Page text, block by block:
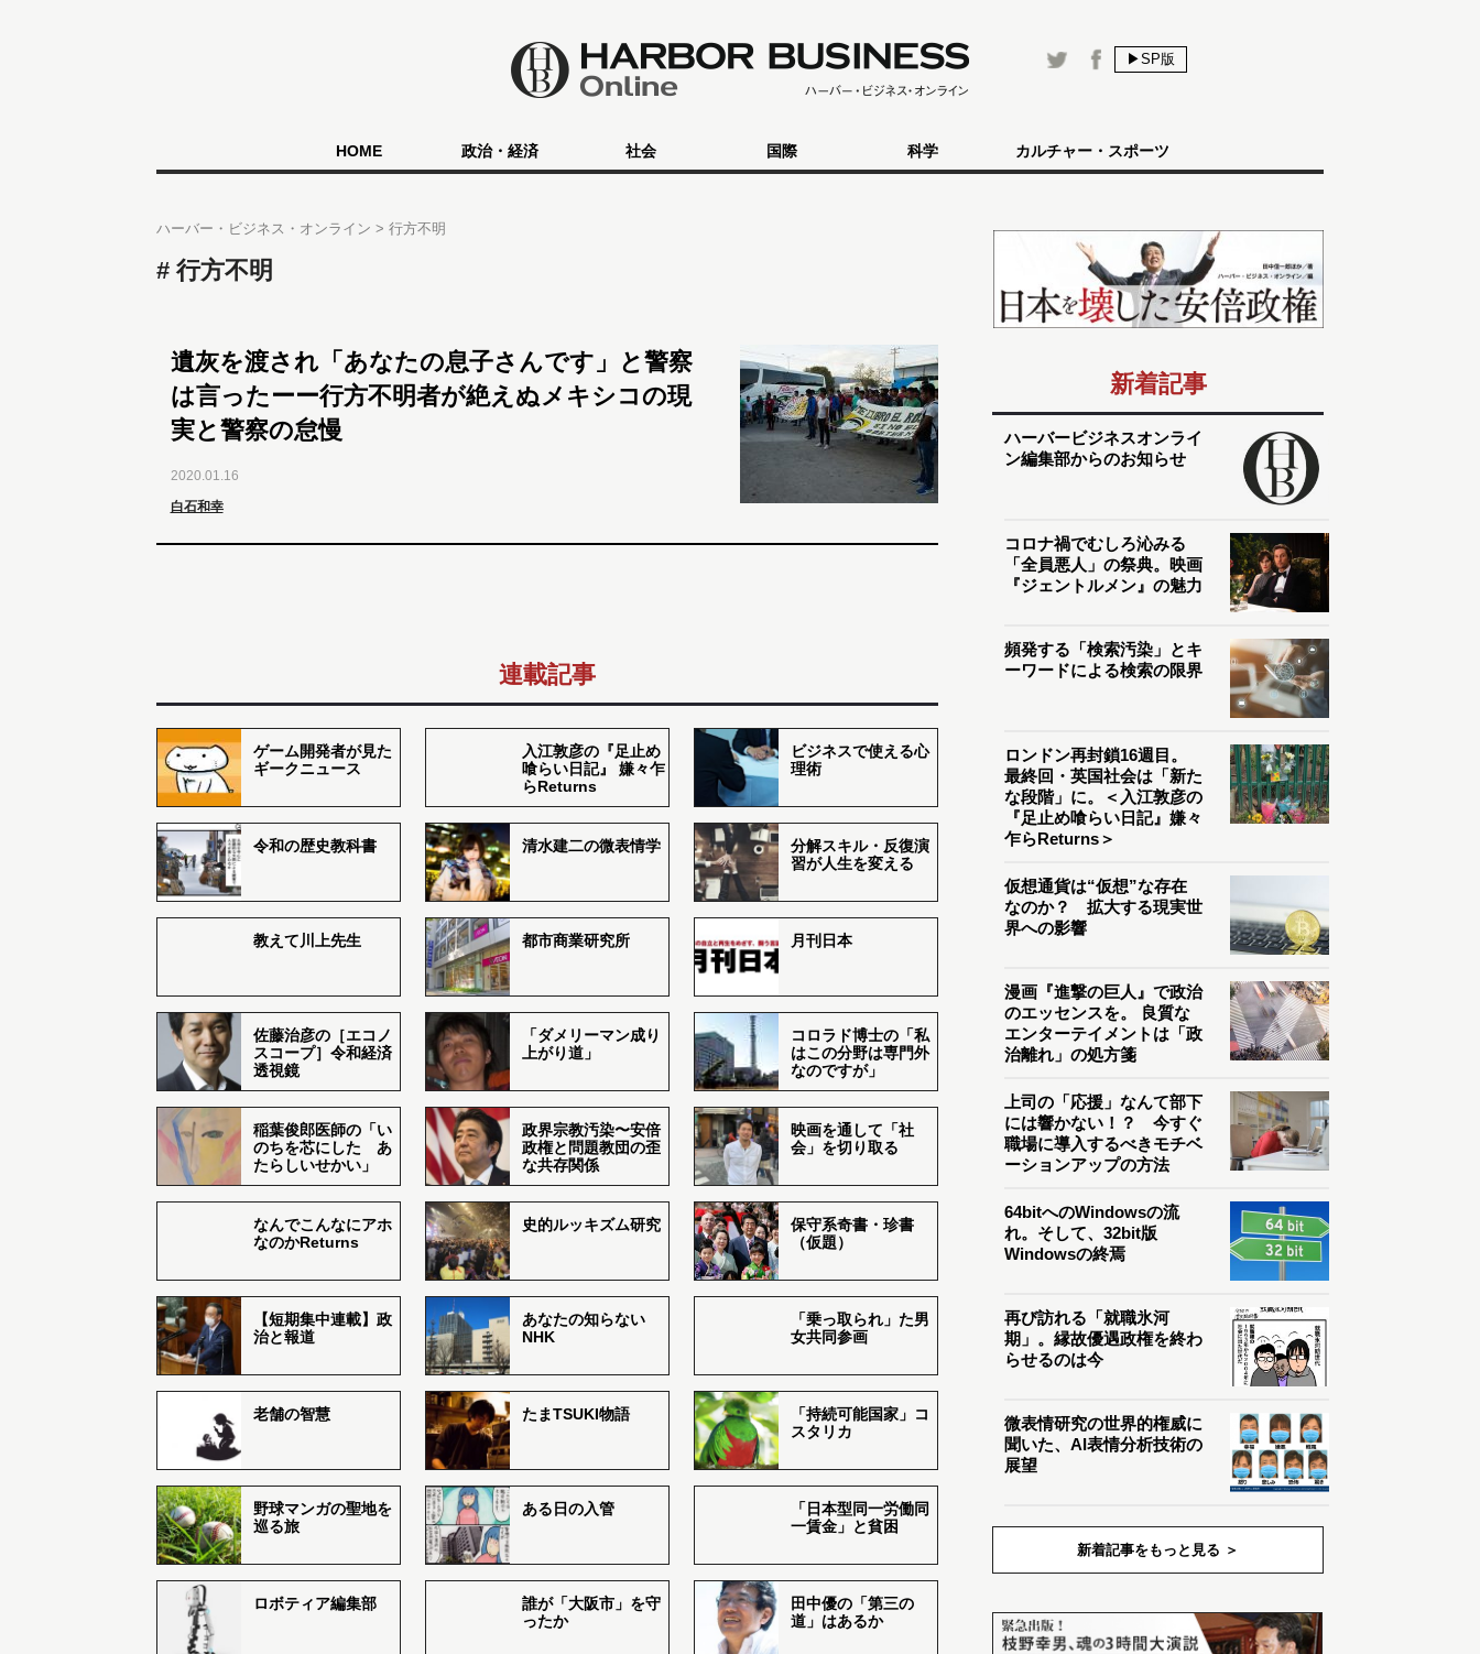
▶SP版
HOME 政治・経済 社会 国際 科学 カルチャー・スポーツ
ハーバー・ビジネス・オンライン 行方不明
行方不明
遺灰を渡され「あなたの息子さんです」と警察
は言ったーー行方不明者が絶えぬメキシコの現
実と警察の怠慢
2020.01.16
白石和幸
連載記事
ゲーム開発者が見た
ギークニュース
入江敦彦の『足止め
喰らい日記』 嫌々乍
らReturns
ビジネスで使える心
理術
令和の歴史教科書 清水建二の微表情学
分解スキル・反復演
習が人生を変える
教えて川上先生 都市商業研究所 月刊日本
佐藤治彦の［エコノ
スコープ］令和経済
透視鏡
「ダメリーマン成り
上がり道」
コロラド博士の「私
はこの分野は専門外
なのですが」
稲葉俊郎医師の「い
のちを芯にした あ
たらしいせかい」
政界宗教汚染〜安倍
政権と問題教団の歪
な共存関係
映画を通して「社
会」を切り取る
なんでこんなにアホ
なのかReturns
史的ルッキズム研究
保守系奇書・珍書
（仮題）
【短期集中連載】政
治と報道
あなたの知らない
NHK
「乗っ取られ」た男
女共同参画
老舗の智慧 たまTSUKI物語
「持続可能国家」コ
スタリカ
野球マンガの聖地を
巡る旅
ある日の入管
「日本型同一労働同
一賃金」と貧困
ロボティア編集部
誰が「大阪市」を守
ったか
田中優の「第三の
道」はあるか
新着記事
ハーバービジネスオンライ
ン編集部からのお知らせ
コロナ禍でむしろ沁みる
「全員悪人」の祭典。映画
『ジェントルメン』の魅力
頻発する「検索汚染」とキ
ーワードによる検索の限界
ロンドン再封鎖16週目。
最終回・英国社会は「新た
な段階」に。＜入江敦彦の
『足止め喰らい日記』嫌々
乍らReturns＞
仮想通貨は“仮想”な存在
なのか？ 拡大する現実世
界への影響
漫画『進撃の巨人』で政治
のエッセンスを。 良質な
エンターテイメントは「政
治離れ」の処方箋
上司の「応援」なんて部下
には響かない！？ 今すぐ
職場に導入するべきモチベ
ーションアップの方法
64bitへのWindowsの流
れ。そして、32bit版
Windowsの終焉
再び訪れる「就職氷河
期」。縁故優遇政権を終わ
らせるのは今
微表情研究の世界的権威に
聞いた、AI表情分析技術の
展望
新着記事をもっと見る